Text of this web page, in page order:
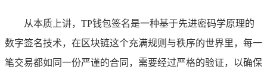
从本质上讲，TP钱包签名是一种基于先进密码学原理的
数字签名技术，在区块链这个充满规则与秩序的世界里，每一
笔交易都如同一份严谨的合同，需要经过严格的验证，以确保